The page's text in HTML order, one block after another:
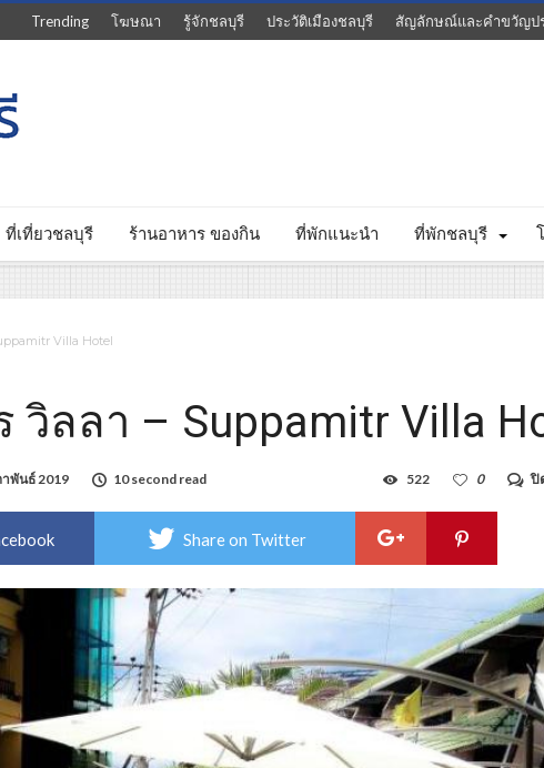
Trending โฆษณา รู้จักชลบุรี ประวัติเมืองชลบุรี สัญลักษณ์และคำขวัญป
ที่เที่ยวชลบุรี ร้านอาหาร ของกิน ที่พักแนะนำ ที่พักชลบุรี
Villa Hotel
วิลลา – Suppamitr Villa
พันธ์ 2019 10 second read ปิ
0
522
Share on Twitter